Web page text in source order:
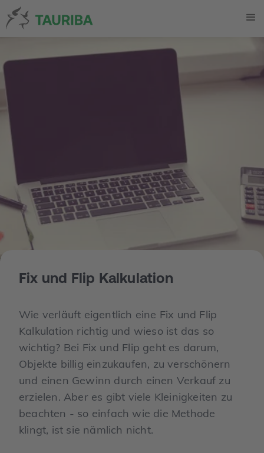
Fix und Flip Kalkulation
Wie verläuft eigentlich eine Fix und Flip
Kalkulation richtig und wieso ist das so
wichtig? Bei Fix und Flip geht es darum,
Objekte billig einzukaufen, zu verschönern
und einen Gewinn durch einen Verkauf zu
erzielen. Aber es gibt viele Kleinigkeiten zu
beachten - so einfach wie die Methode
klingt, ist sie nämlich nicht.